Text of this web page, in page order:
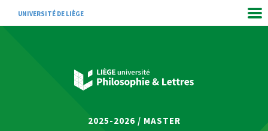
UNIVERSITÉ DE LIÈGE
2025-2026 / MASTER